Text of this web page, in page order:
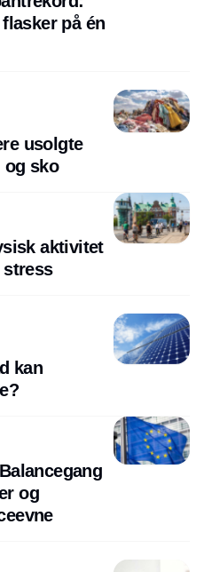
på én
usolgte
sko
aktivitet
stress
kan
og